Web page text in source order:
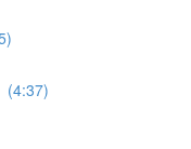
(4:37)